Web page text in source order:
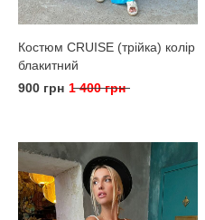
Костюм CRUISE (трійка) колір
блакитний
900 грн 1 400 грн